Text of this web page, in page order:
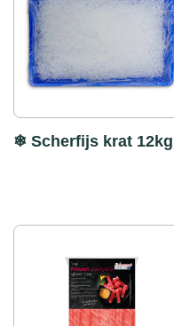
❄ Scherfijs krat 12kg